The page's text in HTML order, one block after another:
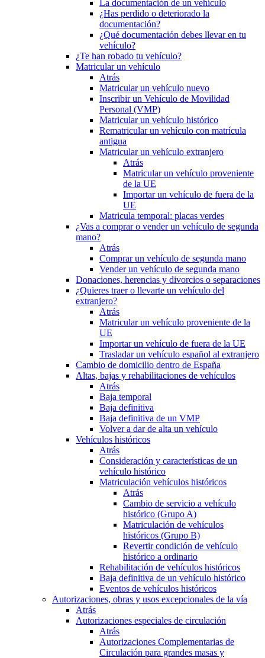
La documentación de un vehículo
¿Has perdido o deteriorado la
documentación?
¿Qué documentación debes llevar en tu
vehículo?
¿Te han robado tu vehículo?
Matricular un vehículo
Atrás
Matricular un vehículo nuevo
Inscribir un Vehículo de Movilidad
Personal (VMP)
Matricular un vehículo histórico
Rematricular un vehículo con matrícula
antigua
Matricular un vehículo extranjero
Atrás
Matricular un vehículo proveniente
de la UE
Importar un vehículo de fuera de la
UE
Matricula temporal: placas verdes
¿Vas a comprar o vender un vehículo de segunda
mano?
Atrás
Comprar un vehículo de segunda mano
Vender un vehículo de segunda mano
Donaciones, herencias y divorcios o separaciones
¿Quieres traer o llevarte un vehículo del
extranjero?
Atrás
Matricular un vehículo proveniente de la
UE
Importar un vehículo de fuera de la UE
Trasladar un vehículo español al extranjero
Cambio de domicilio dentro de España
Altas, bajas y rehabilitaciones de vehículos
Atrás
Baja temporal
Baja definitiva
Baja definitiva de un VMP
Volver a dar de alta un vehículo
Vehículos históricos
Atrás
Consideración y características de un
vehículo histórico
Matriculación vehículos históricos
Atrás
Cambio de servicio a vehículo
histórico (Grupo A)
Matriculación de vehículos
históricos (Grupo B)
Revertir condición de vehículo
histórico a ordinario
Rehabilitación de vehículos históricos
Baja definitiva de un vehículo histórico
Eventos de vehículos históricos
Autorizaciones, obras y usos excepcionales de la vía
Atrás
Autorizaciones especiales de circulación
Atrás
Autorizaciones Complementarias de
Circulación para grandes masas y